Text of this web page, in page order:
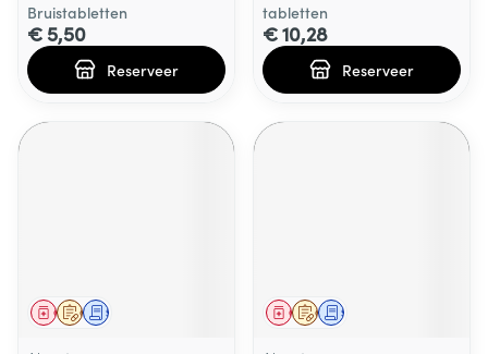
Bruistabletten
€ 5,50
Reserveer
tabletten
€ 10,28
Reserveer
Op voorschrift
GeneesmiddelSchriftelijke aanvraag Op voorschrift
GeneesmiddelSchriftelijke aanvraag